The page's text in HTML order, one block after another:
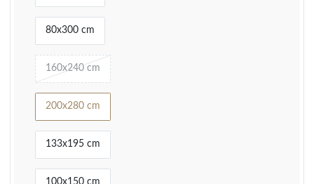
80x300 cm
160x240 cm
200x280 cm
133x195 cm
100x150 cm